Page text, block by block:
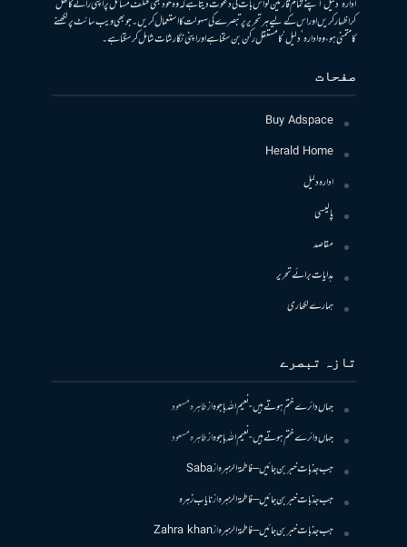
ادارہ ’دلیل‘ اپنے تمام قارئین کو اس بات کی دعوت دیتا ہے کہ وہ خود بھی مختلف مسائل پر اپنی رائے کا کھل
کر اظہار کریں اور اس کے لیے ہر تحریر پر تبصرے کی سہولت کا استعمال کریں۔ جو بھی ویب سائٹ پر لکھنے
کا متمنی ہو، وہ ادارہ ’دلیل‘ کا مستقل رکن بن سکتا ہے اور اپنی نگارشات شامل کرسکتا ہے۔
صفحات
Buy Adspace
Herald Home
ادارہ دلیل
پالیسی
مقاصد
ہدایات برائے تحریر
ہمارے لکھاری
تازہ تبصرے
جہاں دائرے ختم ہوتے ہیں- نعیم اللہ باجوہازطاہرہ مسعود
جہاں دائرے ختم ہوتے ہیں- نعیم اللہ باجوہازطاہرہ مسعود
جب جذبات خبر بن جائیں – فاطمۃالزہرہازSaba
جب جذبات خبر بن جائیں – فاطمۃالزہرہازنایاب زہرہ
جب جذبات خبر بن جائیں – فاطمۃالزہرہازZahra khan